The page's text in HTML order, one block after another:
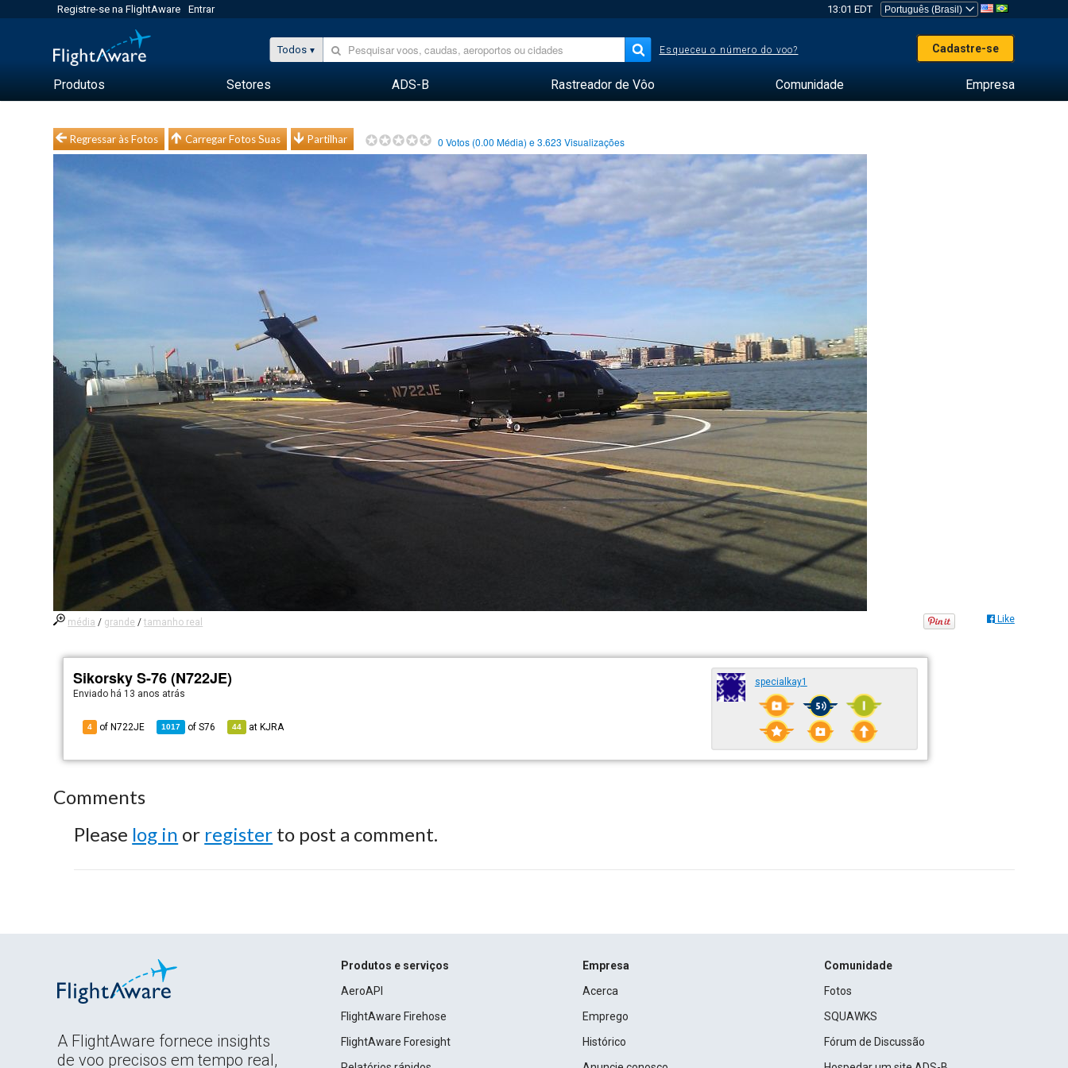
Registre-se na FlightAware Entrar 13:01 EDT
Todos Esqueceu o número do voo? Cadastre-se
Produtos Setores ADS-B Rastreador de Vôo Comunidade Empresa
Regressar às Fotos Carregar Fotos Suas Partilhar 0 Votos (0.00 Média) e3.623 Visualizações
média / grande /tamanho real Like
Sikorsky S-76 (N722JE)
Enviado há 13 anos atrás
4 of N722JE 1017 ofS76 44 at KJRA
specialkay1
Comments
Please log in or register to post a comment.
A FlightAware fornece insights
de voo precisos em tempo real,
Produtos e serviços
AeroAPI
FlightAware Firehose
FlightAware Foresight
Empresa
Acerca
Emprego
Histórico
Comunidade
Fotos
SQUAWKS
Fórum de Discussão